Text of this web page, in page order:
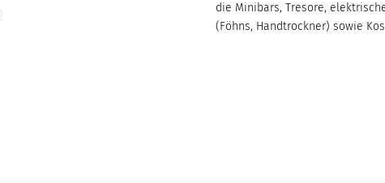
die Minibars, Tresore,
(Föhns, Handtrockner) sowie